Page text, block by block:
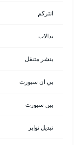
انتركم
بدالات
بنشر متنقل
بي ان سبورت
بين سبورت
تبديل تواير